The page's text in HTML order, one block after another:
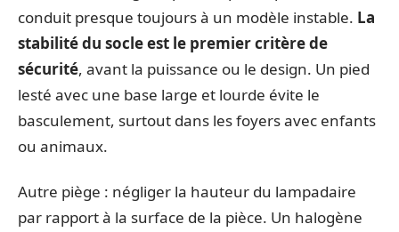
conduit presque toujours à un modèle instable. La
stabilité du socle est le premier critère de
sécurité, avant la puissance ou le design. Un pied
lesté avec une base large et lourde évite le
basculement, surtout dans les foyers avec enfants
ou animaux.
Autre piège : négliger la hauteur du lampadaire
par rapport à la surface de la pièce. Un halogène